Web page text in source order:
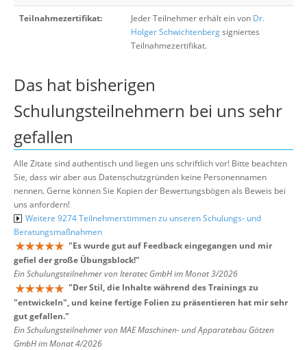
Teilnahmezertifikat: Jeder Teilnehmer erhält ein von Dr.
Holger Schwichtenbergsigniertes
Teilnahmezertifikat.
Das hat bisherigen
Schulungsteilnehmern bei uns sehr
gefallen
Alle Zitate sind authentisch und liegen uns schriftlich vor! Bitte beachten
Sie, dass wir aber aus Datenschutzgründen keine Personennamen
nennen. Gerne können Sie Kopien der Bewertungsbögen als Beweis bei
uns anfordern!
Weitere 9274 Teilnehmerstimmen zu unseren Schulungs- und
Beratungsmaßnahmen
"Es wurde gut auf Feedback eingegangen und mir
gefiel der große Übungsblock!"
Ein Schulungsteilnehmer von Iteratec GmbH im Monat 3/2026
"Der Stil, die Inhalte während des Trainings zu
"entwickeln", und keine fertige Folien zu präsentieren hat mir sehr
gut gefallen."
Ein Schulungsteilnehmer von MAE Maschinen- und Apparatebau Götzen
GmbH im Monat 4/2026